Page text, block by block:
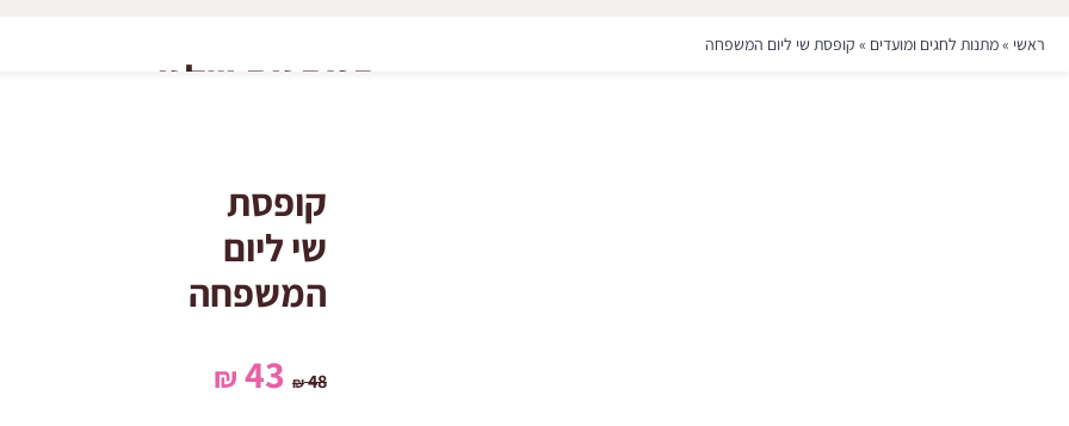
המתנות שלנו
ראשי »מתנות לחגים ומועדים » קופסת שי ליום המשפחה
קופסת
שי ליום
המשפחה
48
₪ המחיר
43
₪